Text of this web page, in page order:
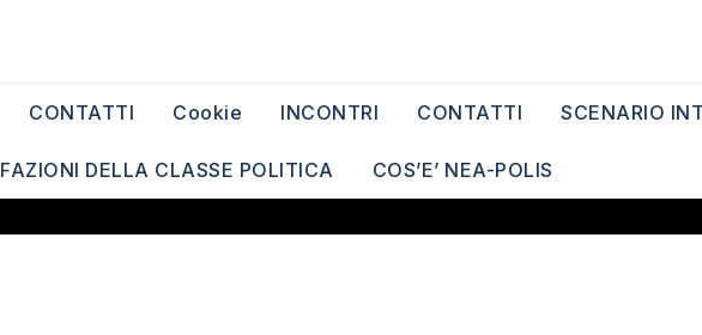
CONTATTI Cookie INCONTRI CONTATTI SCENARIO
FAZIONI DELLA CLASSE POLITICA COS’E’ NEA-POLIS